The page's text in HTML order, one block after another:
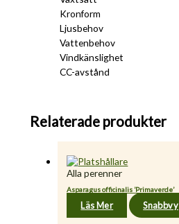
Kronform
Ljusbehov
Vattenbehov
Vindkänslighet
CC-avstånd
Relaterade produkter
Alla perenner
Asparagus officinalis ’Primaverde’
Läs Mer Snabbvy